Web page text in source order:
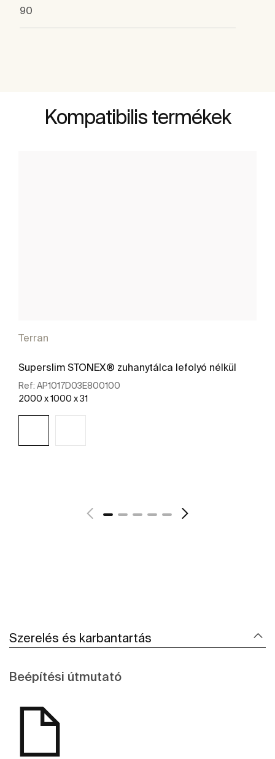
90
Kompatibilis termékek
Terran
Superslim STONEX® zuhanytálca lefolyó nélkül
Ref: AP1017D03E800100
2000 x 1000 x 31
Szerelés és karbantartás
Beépítési útmutató